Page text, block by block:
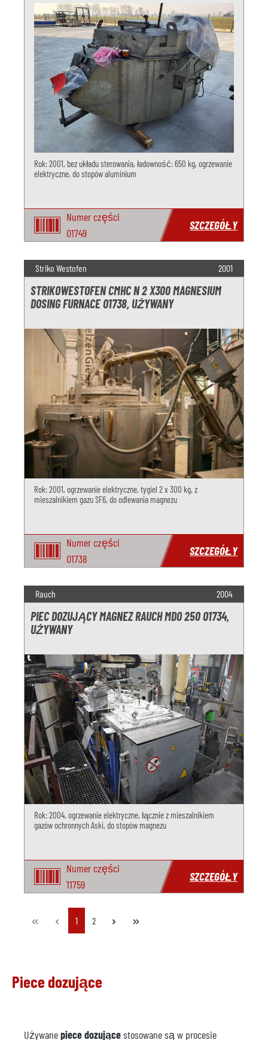
Rok: 2001, bez układu sterowania, ładowność: 650 kg, ogrzewanie
elektryczne, do stopów aluminium
Numer części
O1749
SZCZEGÓŁY
Striko Westofen 2001
STRIKOWESTOFEN CMHC N 2 X300 MAGNESIUM
DOSING FURNACE O1738, UŻYWANY
Rok: 2001, ogrzewanie elektryczne, tygiel 2 x 300 kg, z
mieszalnikiem gazu SF6, do odlewania magnezu
Numer części
O1738
SZCZEGÓŁY
Rauch 2004
PIEC DOZUJĄCY MAGNEZ RAUCH MDO 250 O1734,
UŻYWANY
Rok: 2004, ogrzewanie elektryczne, łącznie z mieszalnikiem
gazów ochronnych Aski, do stopów magnezu
Numer części
11759
SZCZEGÓŁY
Strona
1 Strona
2
Piece dozujące
Używanepiece dozującestosowane są w procesie